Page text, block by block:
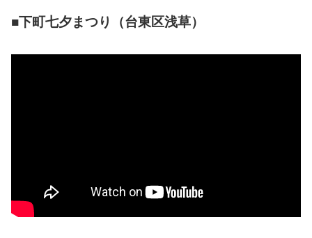
■下町七夕まつり（台東区浅草）